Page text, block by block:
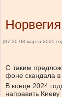
[07:30 03 марта 2025
С таким
фоне скандала в
В конце 2024
направить